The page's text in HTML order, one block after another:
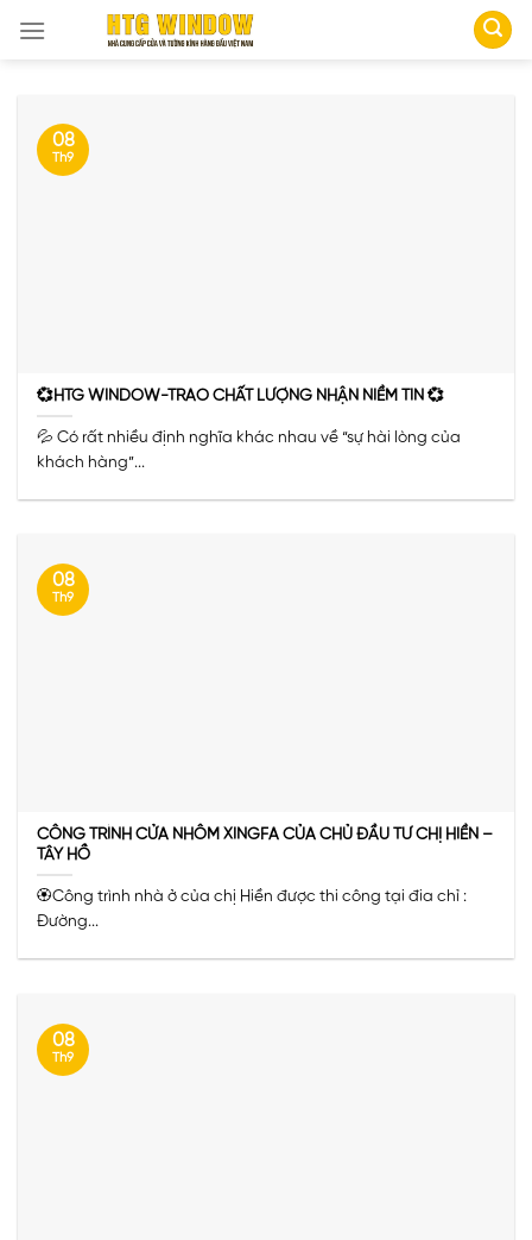
💞HTG WINDOW-TRAO CHẤT LƯỢNG NHẬN NIỀM TIN 💞
💦 Có rất nhiều định nghĩa khác nhau về “sự hài lòng của
khách hàng”...
08
Th9
CÔNG TRÌNH CỬA NHÔM XINGFA CỦA CHỦ ĐẦU TƯ CHỊ HIỀN –
TÂY HỒ
🏵️Công trình nhà ở của chị Hiền được thi công tại đia chỉ :
Đường...
08
Th9
08
Th9